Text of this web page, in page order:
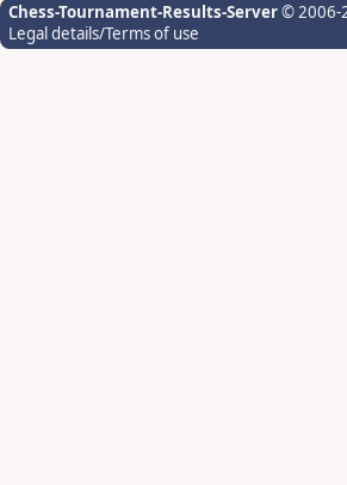
Chess-Tournament-Results-Server© 2006-
Legal details/Terms of use